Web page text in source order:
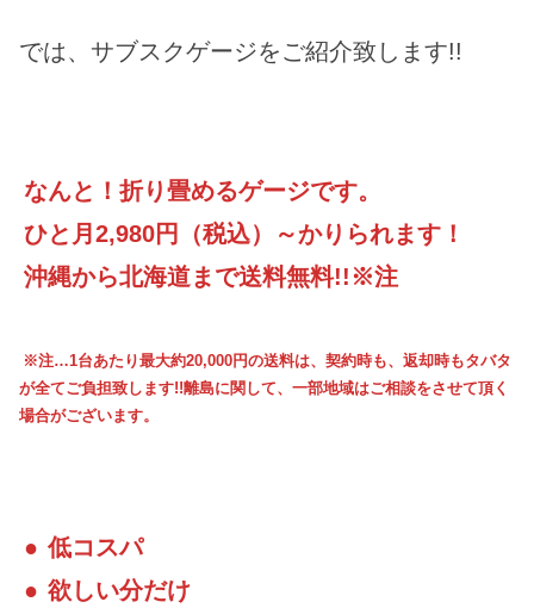
では、サブスクゲージをご紹介致します!!
なんと！折り畳めるゲージです。
ひと月2,980円（税込）～かりられます！
沖縄から北海道まで送料無料!!※注
※注…1台あたり最大約20,000円の送料は、契約時も、返却時もタバタ
が全てご負担致します!!離島に関して、一部地域はご相談をさせて頂く
場合がございます。
● 低コスパ
● 欲しい分だけ